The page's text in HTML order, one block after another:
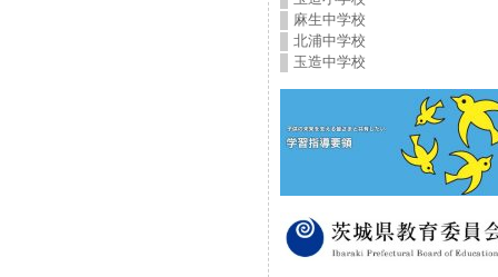
麻生中学校
北浦中学校
玉造中学校